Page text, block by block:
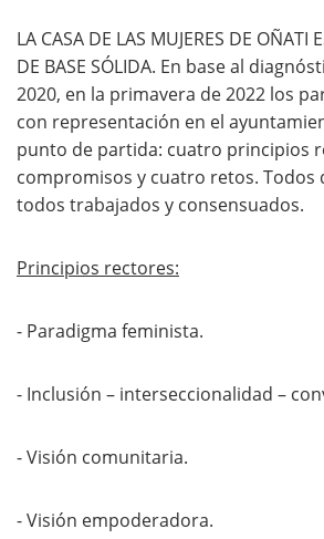
LA CASA DE LAS MUJERES DE OÑATI
DE BASE SÓLIDA. En base al
2020, en la primavera de 2022 los
con representación en el
punto de partida: cuatro principios
compromisos y cuatro retos. Todos
todos trabajados y consensuados.
Principios rectores:
- Paradigma feminista.
- Inclusión – interseccionalidad –
- Visión comunitaria.
- Visión empoderadora.